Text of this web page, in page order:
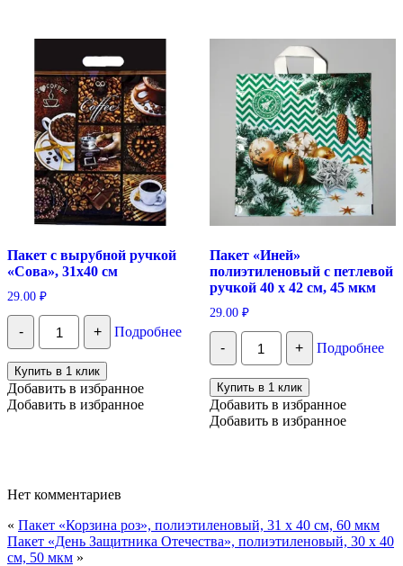
30
мк
Пакет с вырубной ручкой
«Сова», 31х40 см
29.00 ₽
-
Количество
Пакет
с
вырубной
ручкой
"Сова",
31х40
+ Подробнее
Купить в 1 клик
Добавить в избранное
Добавить в избранное
Пакет «Иней»
полиэтиленовый с петлевой
ручкой 40 х 42 см, 45 мкм
29.00 ₽
-
Количество
Пакет
"Иней"
полиэтиленовый
с
петлевой
ручкой
+ Подробнее
Купить в 1 клик
Добавить в избранное
Добавить в избранное
Нет комментариев
« Пакет «Корзина роз», полиэтиленовый, 31 х 40 см, 60 мкм
Пакет «День Защитника Отечества», полиэтиленовый, 30 х 40
см, 50 мкм »